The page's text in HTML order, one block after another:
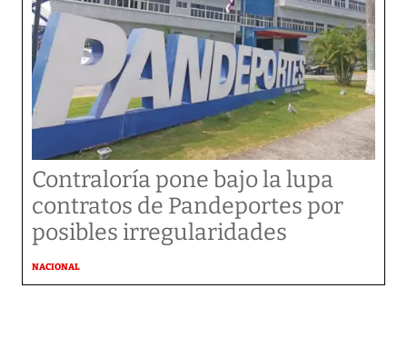
Contraloría pone bajo la lupa
contratos de Pandeportes por
posibles irregularidades
NACIONAL